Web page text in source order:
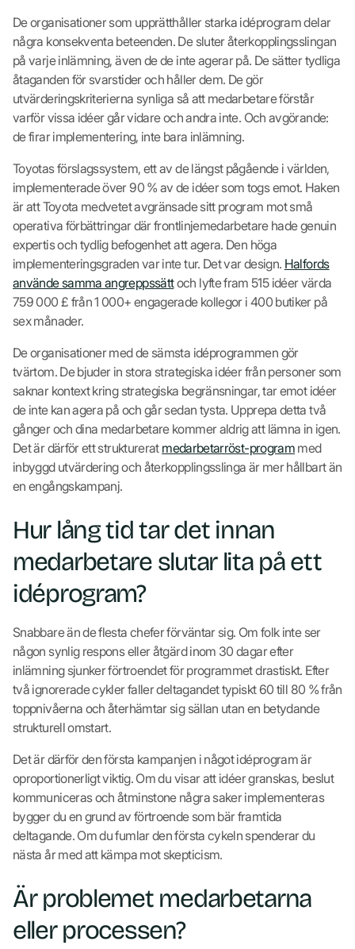
De organisationer som upprätthåller starka idéprogram delar
några konsekventa beteenden. De sluter återkopplingsslingan
på varje inlämning, även de de inte agerar på. De sätter tydliga
åtaganden för svarstider och håller dem. De gör
utvärderingskriterierna synliga så att medarbetare förstår
varför vissa idéer går vidare och andra inte. Och avgörande:
de firar implementering, inte bara inlämning.
Toyotas förslagssystem, ett av de längst pågående i världen,
implementerade över 90 % av de idéer som togs emot. Haken
är att Toyota medvetet avgränsade sitt program mot små
operativa förbättringar där frontlinjemedarbetare hade genuin
expertis och tydlig befogenhet att agera. Den höga
implementeringsgraden var inte tur. Det var design. Halfords
använde samma angreppssättoch lyfte fram 515 idéer värda
759 000 £ från 1 000+ engagerade kollegor i 400 butiker på
sex månader.
De organisationer med de sämsta idéprogrammen gör
tvärtom. De bjuder in stora strategiska idéer från personer som
saknar kontext kring strategiska begränsningar, tar emot idéer
de inte kan agera på och går sedan tysta. Upprepa detta två
gånger och dina medarbetare kommer aldrig att lämna in igen.
Det är därför ett strukturerat medarbetarröst-program med
inbyggd utvärdering och återkopplingsslinga är mer hållbart än
en engångskampanj.
Hur lång tid tar det innan
medarbetare slutar lita på ett
idéprogram?
Snabbare än de flesta chefer förväntar sig. Om folk inte ser
någon synlig respons eller åtgärd inom 30 dagar efter
inlämning sjunker förtroendet för programmet drastiskt. Efter
två ignorerade cykler faller deltagandet typiskt 60 till 80 % från
toppnivåerna och återhämtar sig sällan utan en betydande
strukturell omstart.
Det är därför den första kampanjen i något idéprogram är
oproportionerligt viktig. Om du visar att idéer granskas, beslut
kommuniceras och åtminstone några saker implementeras
bygger du en grund av förtroende som bär framtida
deltagande. Om du fumlar den första cykeln spenderar du
nästa år med att kämpa mot skepticism.
Är problemet medarbetarna
eller processen?